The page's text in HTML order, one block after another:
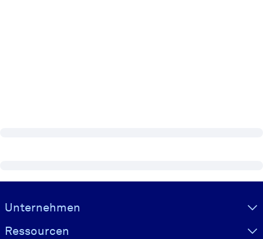
Visually hidden Text
Unternehmen
Ressourcen